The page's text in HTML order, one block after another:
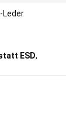
Leder
ESD,